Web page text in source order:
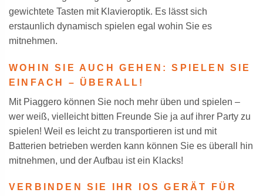
gewichtete Tasten mit Klavieroptik. Es lässt sich
erstaunlich dynamisch spielen egal wohin Sie es
mitnehmen.
WOHIN SIE AUCH GEHEN: SPIELEN SIE
EINFACH – ÜBERALL!
Mit Piaggero können Sie noch mehr üben und spielen –
wer weiß, vielleicht bitten Freunde Sie ja auf ihrer Party zu
spielen! Weil es leicht zu transportieren ist und mit
Batterien betrieben werden kann können Sie es überall hin
mitnehmen, und der Aufbau ist ein Klacks!
VERBINDEN SIE IHR IOS GERÄT FÜR